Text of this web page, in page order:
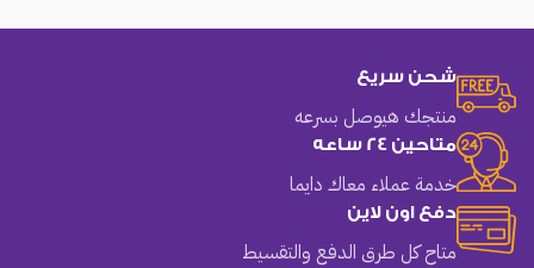
شحن سريع
منتجك هيوصل بسرعه
متاحين 24 ساعه
خدمة عملاء معاك دايما
دفع اون لاين
متاح كل طرق الدفع والتقسيط